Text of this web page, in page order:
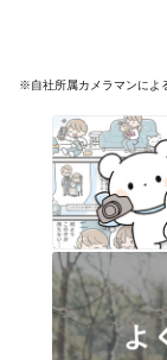
※自社所属カメラマンによ